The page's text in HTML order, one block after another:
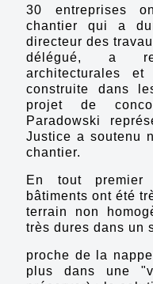
30 entreprises
chantier qui a
directeur des
délégué, a
architecturales
construite dans
projet de
Paradowski
Justice a soutenu
chantier.
En tout
bâtiments ont été
terrain non
très dures dans un
proche de la
plus dans une